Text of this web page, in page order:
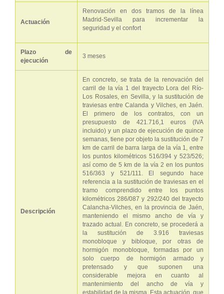
Actuación
Renovación en dos tramos de la línea
Madrid-Sevilla para incrementar la
seguridad y el confort
Plazo de
ejecución
3 meses
Descripción
En concreto, se trata de la renovación del
carril de la vía 1 del trayecto Lora del Río-
Los Rosales, en Sevilla, y la sustitución de
traviesas entre Calanda y Vilches, en Jaén.
El primero de los contratos, con un
presupuesto de 421.716,1 euros (IVA
incluido) y un plazo de ejecución de quince
semanas, tiene por objeto la sustitución de 7
km de carril de barra larga de la vía 1, entre
los puntos kilométricos 516/394 y 523/526;
así como de 5 km de la vía 2 en los puntos
516/363 y 521/111. El segundo hace
referencia a la sustitución de traviesas en el
tramo comprendido entre los puntos
kilométricos 286/087 y 292/240 del trayecto
Calancha-Vilches, en la provincia de Jaén,
manteniendo el mismo ancho de vía y
trazado actual. En concreto, se procederá a
la sustitución de 3.916 traviesas
monobloque y bibloque, por otras de
hormigón monobloque, formadas por un
solo cuerpo de hormigón armado y
pretensado y que suponen una
considerable mejora en cuanto al
mantenimiento del ancho de vía y